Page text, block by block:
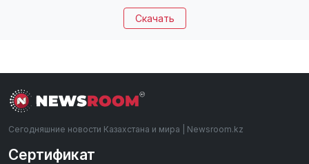
Скачать
Сегодняшние новости Казахстана и мира | Newsroom.kz
Сертификат